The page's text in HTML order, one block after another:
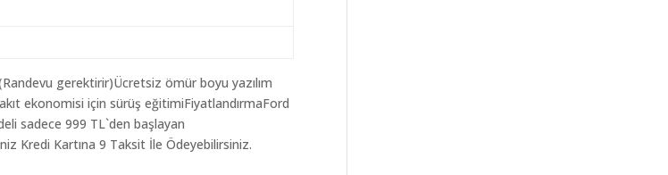
gerektirir)Ücretsiz ömür boyu yazılım
ekonomisi için sürüş eğitimiFiyatlandırmaFord
sadece 999 TL`den başlayan
Kredi Kartına 9 Taksit İle Ödeyebilirsiniz.